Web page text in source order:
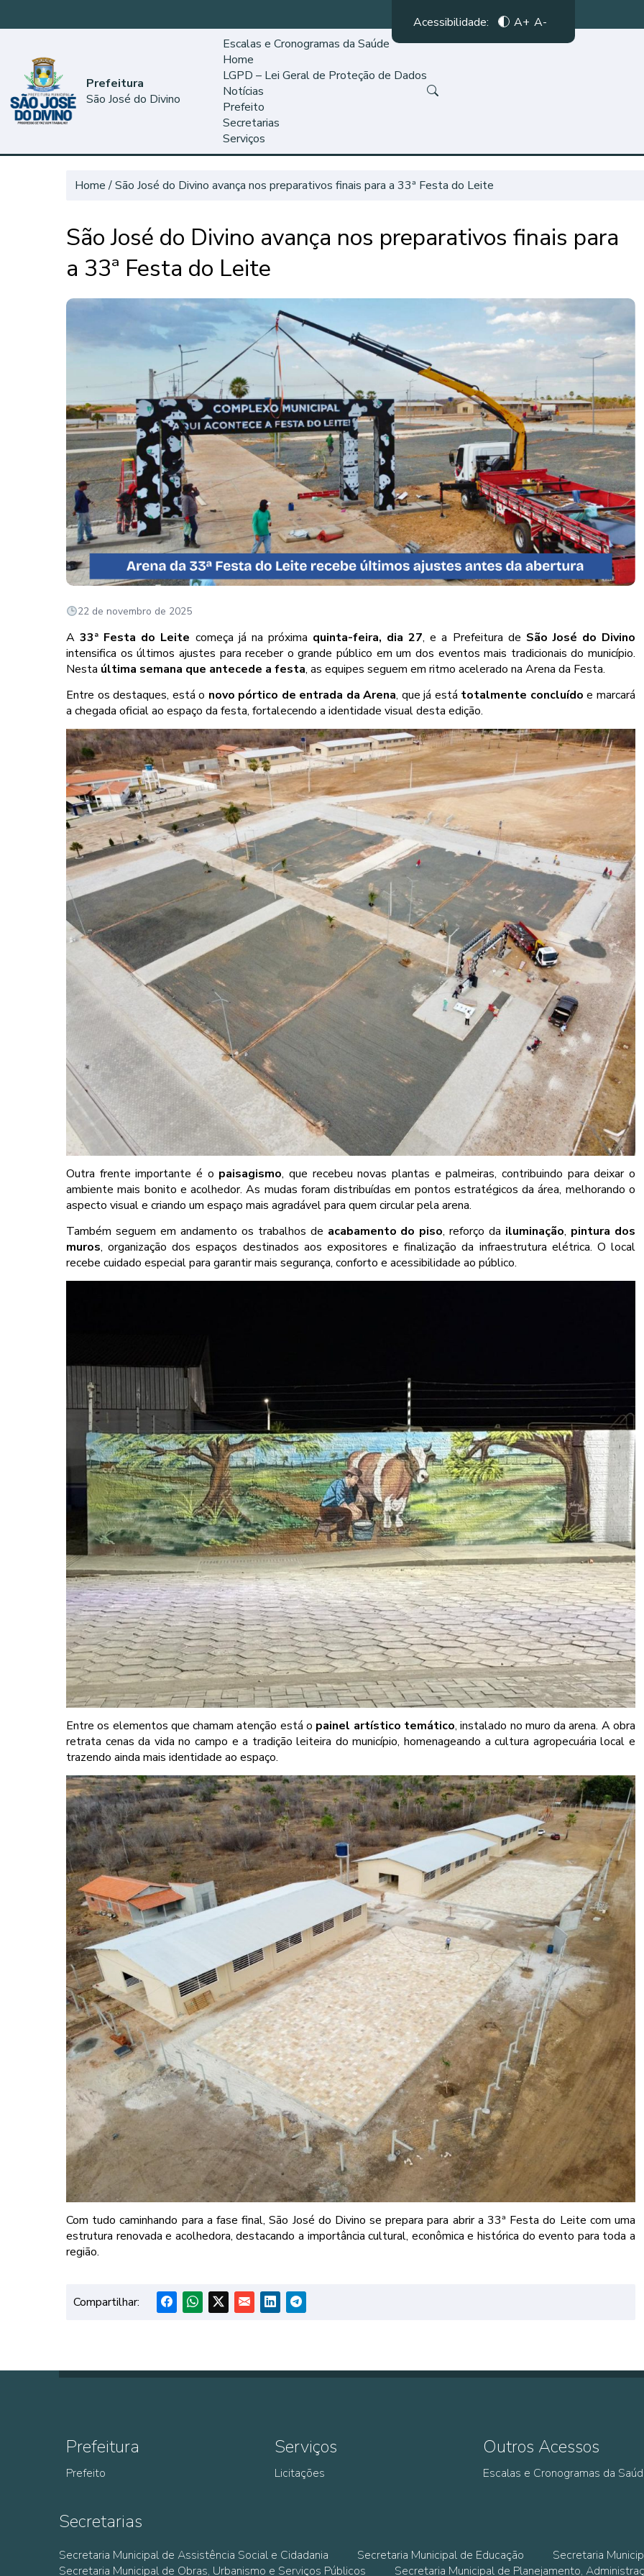
Acessibilidade: A+ A-
Prefeitura
São José do Divino
Escalas e Cronogramas da Saúde
Home
LGPD – Lei Geral de Proteção de Dados
Notícias
Prefeito
Secretarias
Serviços
Home São José do Divino avança nos preparativos finais para a 33ª Festa do Leite
São José do Divino avança nos preparativos finais para
a 33ª Festa do Leite
22 de novembro de 2025
A33ª Festa do Leite começa já na próxima quinta-feira, dia 27, e a Prefeitura de São José do Divino
intensifica os últimos ajustes para receber o grande público em um dos eventos mais tradicionais do município.
Nesta última semana que antecede a festa, as equipes seguem em ritmo acelerado na Arena da Festa.
Entre os destaques, está o novo pórtico de entrada da Arena, que já está totalmente concluído e marcará
a chegada oficial ao espaço da festa, fortalecendo a identidade visual desta edição.
Outra frente importante é o paisagismo, que recebeu novas plantas e palmeiras, contribuindo para deixar o
ambiente mais bonito e acolhedor. As mudas foram distribuídas em pontos estratégicos da área, melhorando o
aspecto visual e criando um espaço mais agradável para quem circular pela arena.
Também seguem em andamento os trabalhos de acabamento do piso, reforço da iluminação, pintura dos
muros, organização dos espaços destinados aos expositores e finalização da infraestrutura elétrica. O local
recebe cuidado especial para garantir mais segurança, conforto e acessibilidade ao público.
Entre os elementos que chamam atenção está o painel artístico temático, instalado no muro da arena. A obra
retrata cenas da vida no campo e a tradição leiteira do município, homenageando a cultura agropecuária local e
trazendo ainda mais identidade ao espaço.
Com tudo caminhando para a fase final, São José do Divino se prepara para abrir a 33ª Festa do Leite com uma
estrutura renovada e acolhedora, destacando a importância cultural, econômica e histórica do evento para toda a
região.
Compartilhar:
Prefeitura
Prefeito
Serviços
Licitações
Outros Acessos
Escalas e Cronogramas da
Secretarias
Secretaria Municipal de Assistência Social e Cidadania Secretaria Municipal de Educação
Secretaria
Secretaria Municipal de Obras, Urbanismo e Serviços Públicos
Secretaria Municipal de Planejamento,